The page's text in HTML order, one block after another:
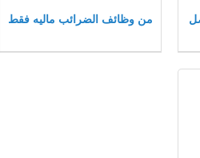
من وظائف الضرائب ماليه فقط